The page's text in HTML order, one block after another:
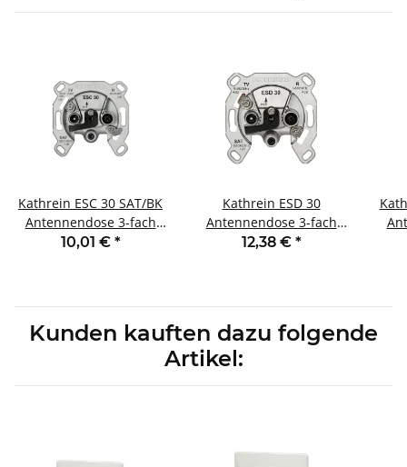
Kathrein ESC 30 SAT/BK
Antennendose 3-fach
Stichdose/Enddose
10,01 € *
Kathrein ESD 30
Antennendose 3-fach
mit 1x F-Anschluß
12,38 € *
Kunden kauften dazu folgende
Artikel: